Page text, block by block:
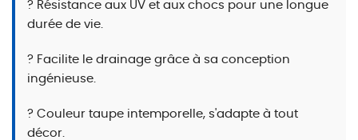
? Résistance aux UV et aux chocs pour une longue
durée de vie.
? Facilite le drainage grâce à sa conception
ingénieuse.
? Couleur taupe intemporelle, s'adapte à tout
décor.